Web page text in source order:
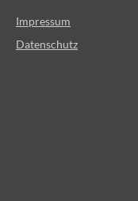
Impressum
Datenschutz